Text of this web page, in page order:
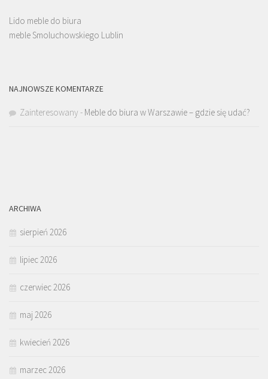
Lido meble do biura
meble Smoluchowskiego Lublin
NAJNOWSZE KOMENTARZE
Zainteresowany - Meble do biura w Warszawie – gdzie się udać?
ARCHIWA
sierpień 2026
lipiec 2026
czerwiec 2026
maj 2026
kwiecień 2026
marzec 2026